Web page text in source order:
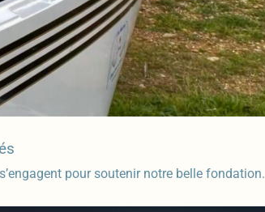
pour soutenir notre belle fondation.